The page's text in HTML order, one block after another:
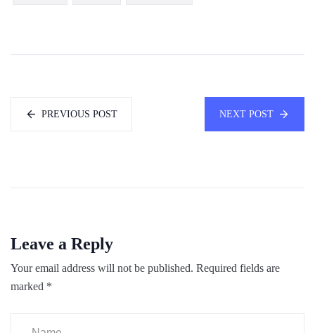
PREVIOUS POST NEXT POST
Leave a Reply
Your email address will not be published. Required fields are
marked *